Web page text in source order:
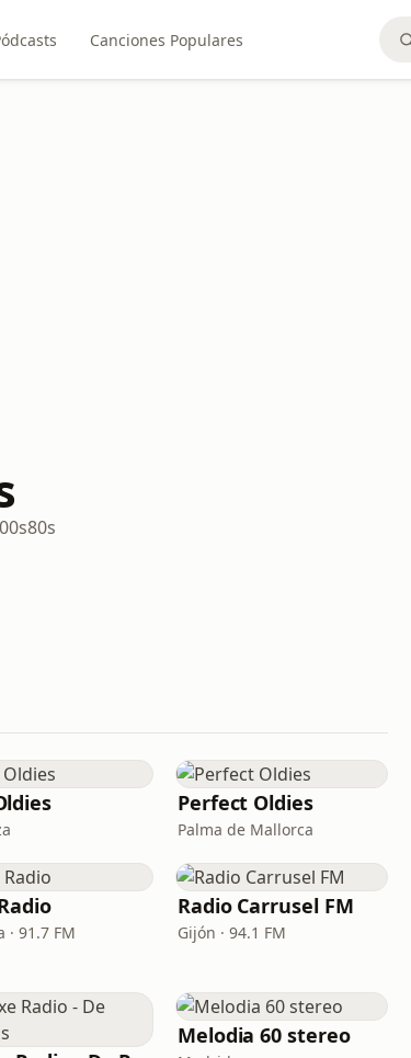
Canciones Populares
80s
Perfect Oldies
Palma de Mallorca
· 91.7 FM
Radio Carrusel FM
Gijón · 94.1 FM
Melodia 60 stereo